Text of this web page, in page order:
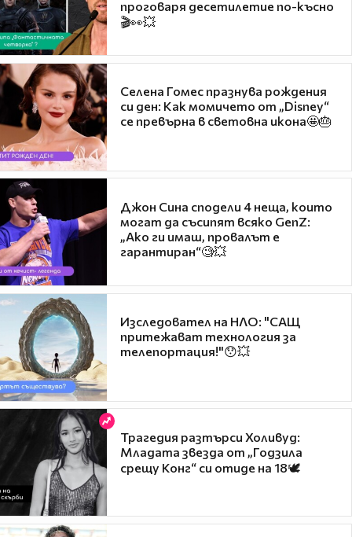
проговаря десетилетие по-късно
🎬👀💥
Селена Гомес празнува рождения
си ден: Как момичето от „Disney“
се превърна в световна икона🤩🎂
Джон Сина сподели 4 неща, които
могат да съсипят всяко GenZ:
„Ако ги имаш, провалът е
гарантиран“🧐💥
Изследовател на НЛО: "САЩ
притежават технология за
телепортация!"😯💥
Трагедия разтърси Холивуд:
Младата звезда от „Годзила
срещу Конг“ си отиде на 18🕊️